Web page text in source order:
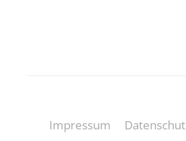
Impressum